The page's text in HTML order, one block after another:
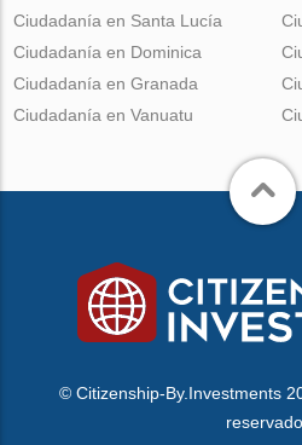
Ciudadanía en Santa Lucía
Ciudadanía en Dominica
Ciudadanía en Granada
Ciudadanía en Vanuatu
© Citizenship-By.Investments